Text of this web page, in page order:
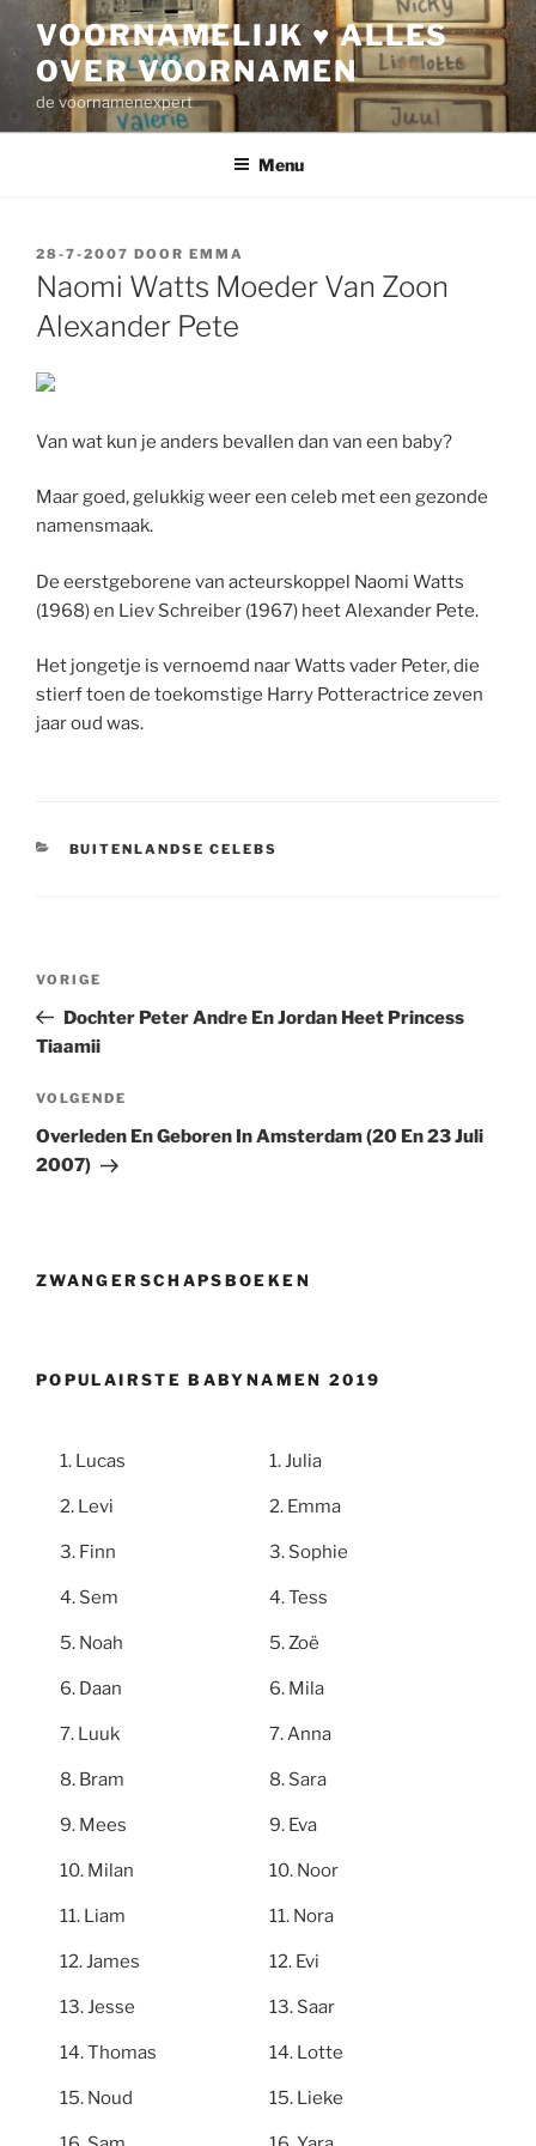
inhoud
VOORNAMELIJK ♥ ALLES
OVER VOORNAMEN
de voornamenexpert
Menu
GEPLAATST
OP
28-7-2007 DOOR EMMA
Naomi Watts Moeder Van Zoon
Alexander Pete
Van wat kun je anders bevallen dan van een baby?
Maar goed, gelukkig weer een celeb met een gezonde
namensmaak.
De eerstgeborene van acteurskoppel Naomi Watts
(1968) en Liev Schreiber (1967) heet Alexander Pete.
Het jongetje is vernoemd naar Watts vader Peter, die
stierf toen de toekomstige Harry Potteractrice zeven
jaar oud was.
CATEGORIEËN
BUITENLANDSE CELEBS
Vorig
bericht
VORIGE
Dochter Peter Andre En Jordan Heet Princess
Tiaamii
Volgend
bericht
VOLGENDE
Overleden En Geboren In Amsterdam (20 En 23 Juli
2007)
ZWANGERSCHAPSBOEKEN
POPULAIRSTE BABYNAMEN 2019
Lucas
Levi
Finn
Sem
Noah
Daan
Luuk
Bram
Mees
Milan
Liam
James
Jesse
Thomas
Noud
Julia
Emma
Sophie
Tess
Zoë
Mila
Anna
Sara
Eva
Noor
Nora
Evi
Saar
Lotte
Lieke